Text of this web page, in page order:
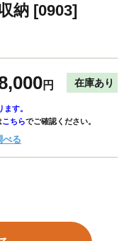
納 [0903]
円 在庫あり
す。
こちらでご確認ください。
べる